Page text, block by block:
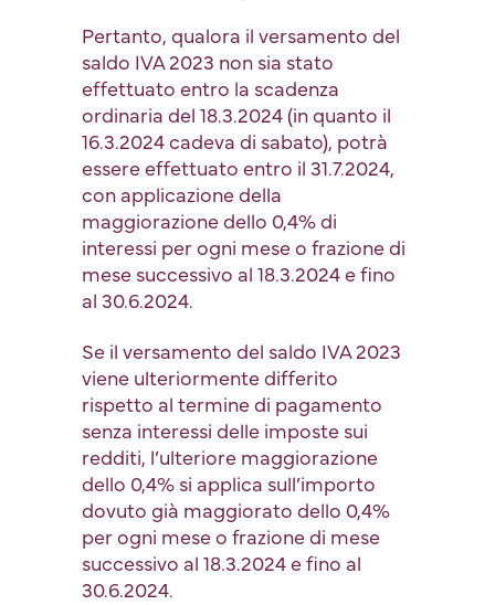
Pertanto, qualora il versamento del
saldo IVA 2023 non sia stato
effettuato entro la scadenza
ordinaria del 18.3.2024 (in quanto il
16.3.2024 cadeva di sabato), potrà
essere effettuato entro il 31.7.2024,
con applicazione della
maggiorazione dello 0,4% di
interessi per ogni mese o frazione di
mese successivo al 18.3.2024 e fino
al 30.6.2024.
Se il versamento del saldo IVA 2023
viene ulteriormente differito
rispetto al termine di pagamento
senza interessi delle imposte sui
redditi, l’ulteriore maggiorazione
dello 0,4% si applica sull’importo
dovuto già maggiorato dello 0,4%
per ogni mese o frazione di mese
successivo al 18.3.2024 e fino al
30.6.2024.